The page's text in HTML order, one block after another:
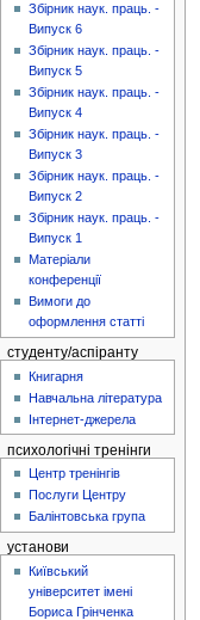
Збірник наук. праць. -
Випуск 6
Збірник наук. праць. -
Випуск 5
Збірник наук. праць. -
Випуск 4
Збірник наук. праць. -
Випуск 3
Збірник наук. праць. -
Випуск 2
Збірник наук. праць. -
Випуск 1
Матеріали
конференції
Вимоги до
оформлення статті
студенту/аспіранту
Книгарня
Навчальна література
Інтернет-джерела
психологічні тренінги
Центр тренінгів
Послуги Центру
Балінтовська група
установи
Київський
університет імені
Бориса Грінченка